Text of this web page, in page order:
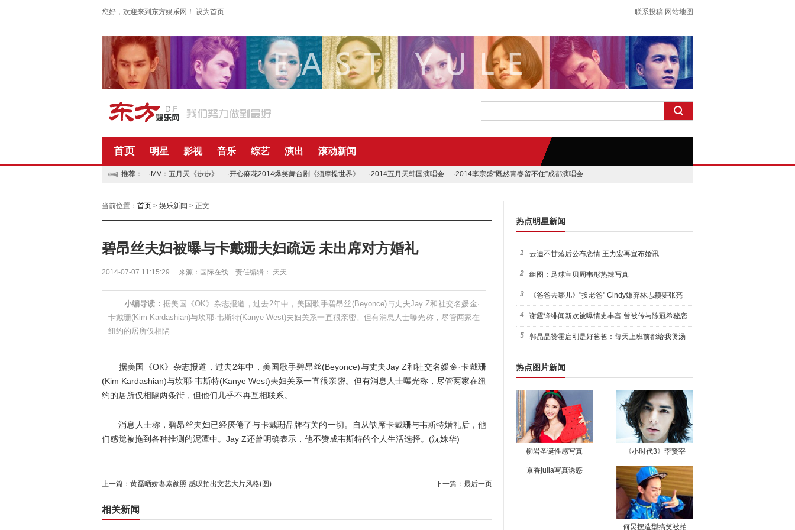
您好，欢迎来到东方娱乐网！ 设为首页 联系投稿 网站地图
首页 明星 影视 音乐 综艺 演出 滚动新闻
推荐： ·MV：五月天《步步》 ·开心麻花2014爆笑舞台剧《须摩提世界》 ·2014五月天韩国演唱会 ·2014李宗盛“既然青春留不住”成都演唱会
当前位置： 首页 > 娱乐新闻 > 正文
碧昂丝夫妇被曝与卡戴珊夫妇疏远 未出席对方婚礼
2014-07-07 11:15:29 来源：国际在线 责任编辑： 天天
小编导读： 据美国《OK》杂志报道，过去2年中，美国歌手碧昂丝(Beyonce)与丈夫Jay Z和社交名媛金·
卡戴珊(Kim Kardashian)与坎耶·韦斯特(Kanye West)夫妇关系一直很亲密。但有消息人士曝光称，尽管两家在
纽约的居所仅相隔
据美国《OK》杂志报道，过去2年中，美国歌手碧昂丝(Beyonce)与丈夫Jay Z和社交名媛金·卡戴珊
(Kim Kardashian)与坎耶·韦斯特(Kanye West)夫妇关系一直很亲密。但有消息人士曝光称，尽管两家在纽
约的居所仅相隔两条街，但他们几乎不再互相联系。
消息人士称，碧昂丝夫妇已经厌倦了与卡戴珊品牌有关的一切。自从缺席卡戴珊与韦斯特婚礼后，他
们感觉被拖到各种推测的泥潭中。Jay Z还曾明确表示，他不赞成韦斯特的个人生活选择。(沈姝华)
上一篇： 黄磊晒娇妻素颜照 感叹拍出文艺大片风格(图) 下一篇： 最后一页
相关新闻
热点明星新闻
1 云迪不甘落后公布恋情 王力宏再宣布婚讯
2 组图：足球宝贝周韦彤热辣写真
3 《爸爸去哪儿》"换老爸" Cindy嫌弃林志颖要张亮
4 谢霆锋绯闻新欢被曝情史丰富 曾被传与陈冠希秘恋
5 郭晶晶赞霍启刚是好爸爸：每天上班前都给我煲汤
热点图片新闻
柳岩圣诞性感写真 《小时代3》李贤宰
京香julia写真诱惑
何炅摆造型搞笑被拍